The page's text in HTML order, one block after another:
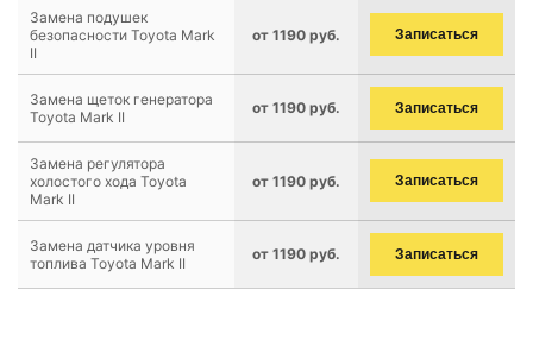
Замена подушек
безопасности Toyota Mark
II
от 1190 руб. Записаться
Замена щеток генератора
Toyota Mark II
от 1190 руб. Записаться
Замена регулятора
холостого хода Toyota
Mark II
от 1190 руб. Записаться
Замена датчика уровня
топлива Toyota Mark II
от 1190 руб. Записаться